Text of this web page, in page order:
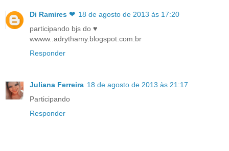
Di Ramires ❤ 18 de agosto de 2013 às 17:20
participando bjs do ♥
wwww..adrythamy.blogspot.com.br
Responder
Juliana Ferreira 18 de agosto de 2013 às 21:17
Participando
Responder